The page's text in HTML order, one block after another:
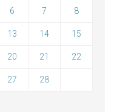
6 7 8
13 14 15
20 21 22
27 28